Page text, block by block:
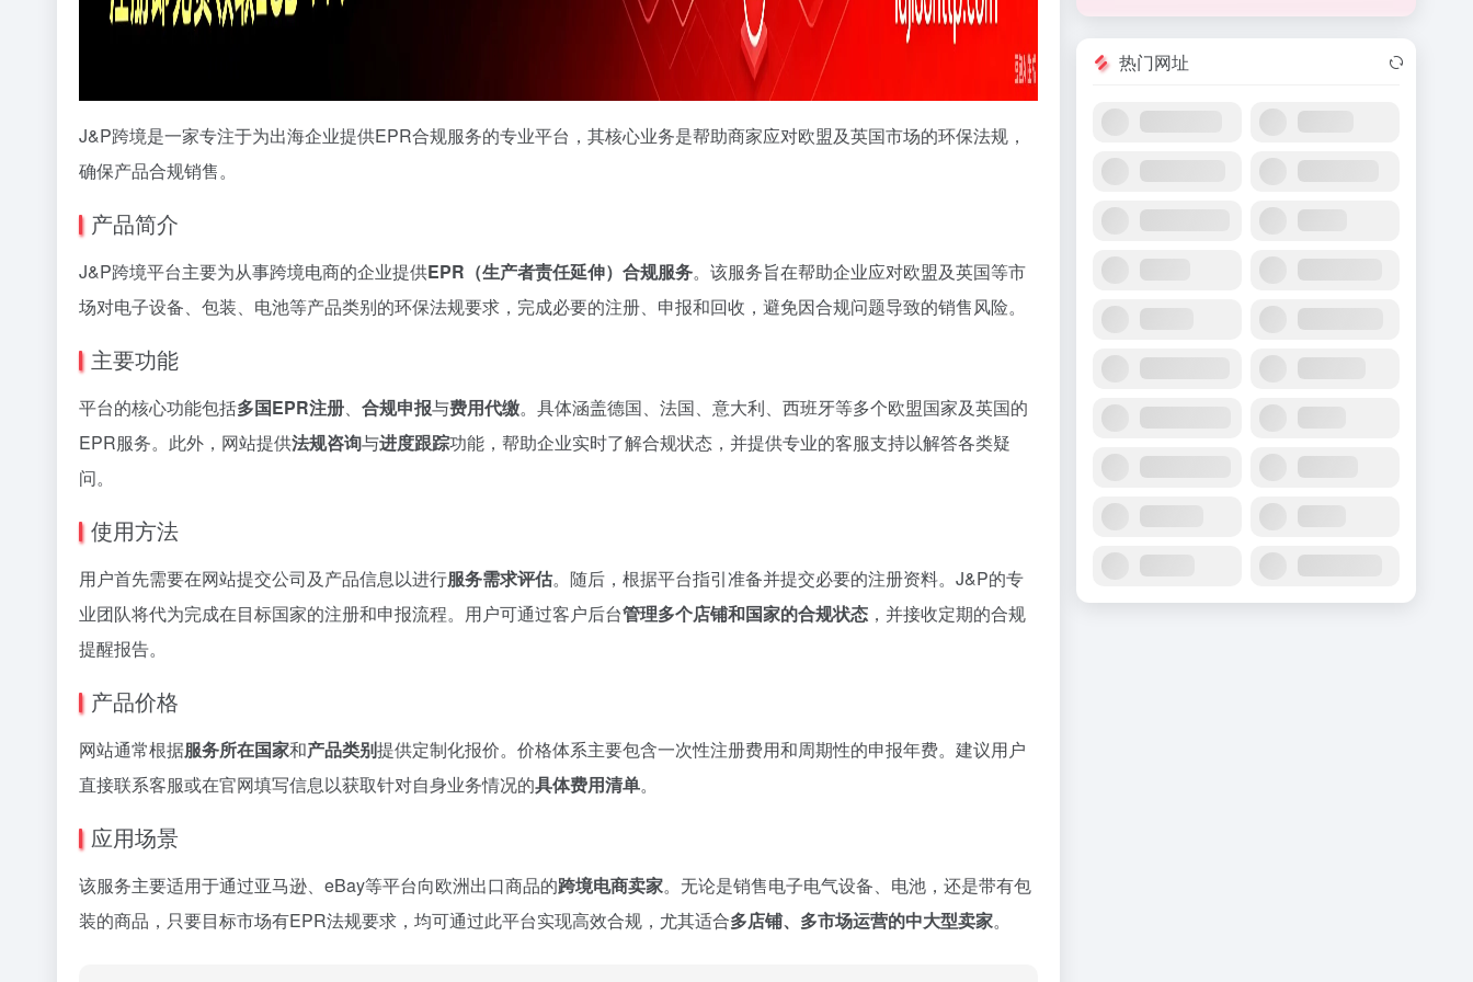
J&P跨境是一家专注于为出海企业提供EPR合规服务的专业平台，其核心业务是帮助商家应对欧盟及英国市场的环保法规，
确保产品合规销售。
产品简介
J&P跨境平台主要为从事跨境电商的企业提供EPR（生产者责任延伸）合规服务。该服务旨在帮助企业应对欧盟及英国等市
场对电子设备、包装、电池等产品类别的环保法规要求，完成必要的注册、申报和回收，避免因合规问题导致的销售风险。
主要功能
平台的核心功能包括多国EPR注册、 合规申报与费用代缴。具体涵盖德国、法国、意大利、西班牙等多个欧盟国家及英国的
EPR服务。此外，网站提供法规咨询与进度跟踪功能，帮助企业实时了解合规状态，并提供专业的客服支持以解答各类疑
问。
使用方法
用户首先需要在网站提交公司及产品信息以进行服务需求评估。随后，根据平台指引准备并提交必要的注册资料。J&P的专
业团队将代为完成在目标国家的注册和申报流程。用户可通过客户后台管理多个店铺和国家的合规状态 ，并接收定期的合规
提醒报告。
产品价格
网站通常根据服务所在国家和产品类别提供定制化报价。价格体系主要包含一次性注册费用和周期性的申报年费。建议用户
直接联系客服或在官网填写信息以获取针对自身业务情况的具体费用清单。
应用场景
该服务主要适用于通过亚马逊、eBay等平台向欧洲出口商品的跨境电商卖家。无论是销售电子电气设备、电池，还是带有包
装的商品，只要目标市场有EPR法规要求，均可通过此平台实现高效合规，尤其适合多店铺、多市场运营的中大型卖家。
热门网址